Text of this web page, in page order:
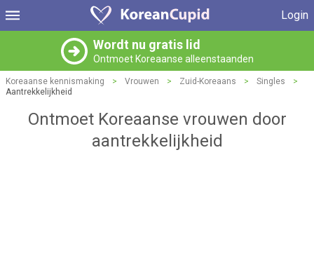
Login
Wordt nu gratis lid
Ontmoet Koreaanse alleenstaanden
Koreaanse kennismaking > Vrouwen > Zuid-Koreaans > Singles
>
Aantrekkelijkheid
Ontmoet Koreaanse vrouwen door
aantrekkelijkheid